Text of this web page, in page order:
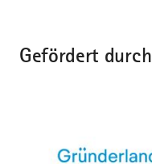
Gefördert durch